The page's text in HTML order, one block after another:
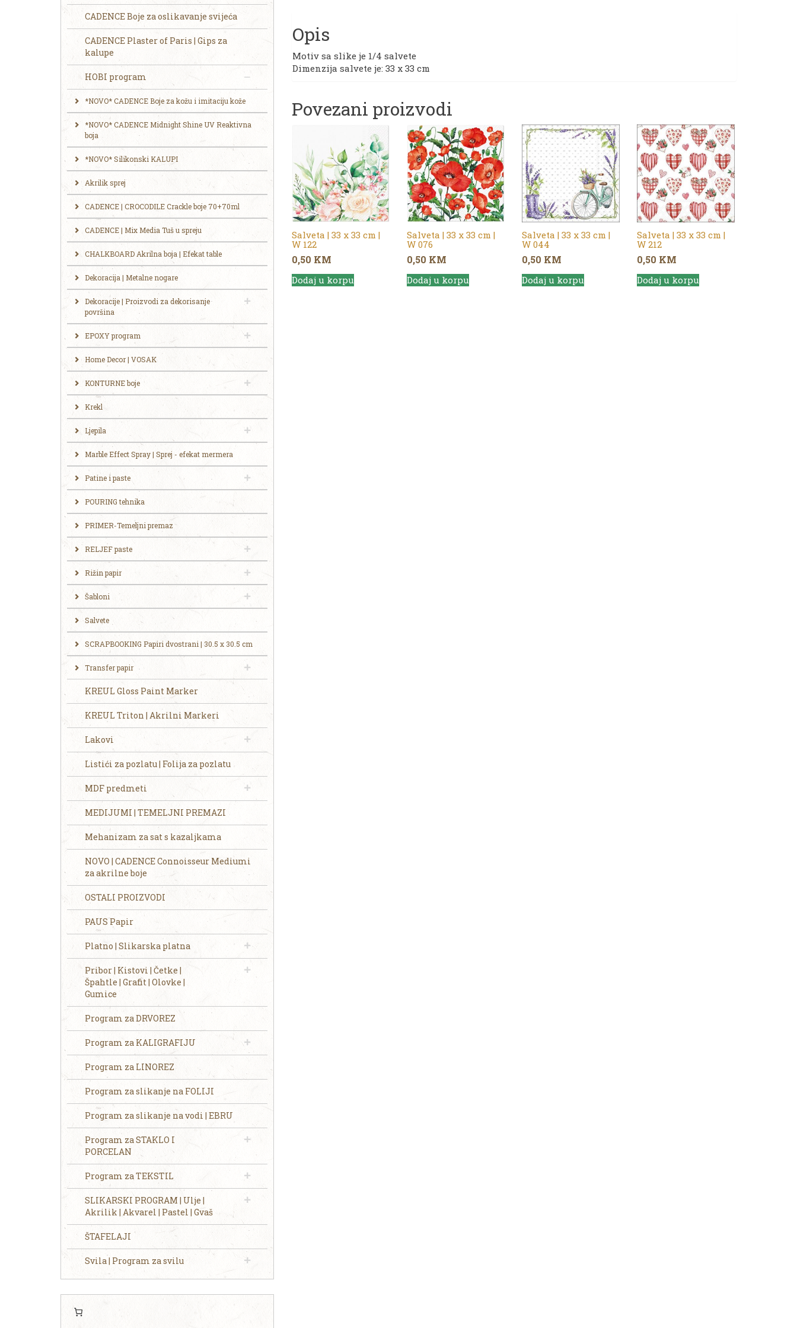
Opis
Motiv sa slike je 1/4 salvete
Dimenzija salvete je: 33 x 33 cm
Povezani proizvodi
Salveta | 33 x 33 cm |
W 122
0,50 KM
Dodaj u korpu
Salveta | 33 x 33 cm |
W 076
0,50 KM
Dodaj u korpu
Salveta | 33 x 33 cm |
W 044
0,50 KM
Dodaj u korpu
Salveta | 33 x 33 cm |
W 212
0,50 KM
Dodaj u korpu
CADENCE Boje za oslikavanje svijeća
CADENCE Plaster of Paris | Gips za
kalupe
HOBI program
*NOVO* CADENCE Boje za kožu i imitaciju kože
*NOVO* CADENCE Midnight Shine UV Reaktivna
boja
*NOVO* Silikonski KALUPI
Akrilik sprej
CADENCE | CROCODILE Crackle boje 70+70ml
CADENCE | Mix Media Tuš u spreju
CHALKBOARD Akrilna boja | Efekat table
Dekoracija | Metalne nogare
Dekoracije | Proizvodi za dekorisanje
površina
EPOXY program
Home Decor | VOSAK
KONTURNE boje
Krekl
Ljepila
Marble Effect Spray | Sprej - efekat mermera
Patine i paste
POURING tehnika
PRIMER-Temeljni premaz
RELJEF paste
Rižin papir
Šabloni
Salvete
SCRAPBOOKING Papiri dvostrani | 30.5 x 30.5 cm
Transfer papir
KREUL Gloss Paint Marker
KREUL Triton | Akrilni Markeri
Lakovi
Listići za pozlatu | Folija za pozlatu
MDF predmeti
MEDIJUMI | TEMELJNI PREMAZI
Mehanizam za sat s kazaljkama
NOVO | CADENCE Connoisseur Mediumi
za akrilne boje
OSTALI PROIZVODI
PAUS Papir
Platno | Slikarska platna
Pribor | Kistovi | Četke |
Špahtle | Grafit | Olovke |
Gumice
Program za DRVOREZ
Program za KALIGRAFIJU
Program za LINOREZ
Program za slikanje na FOLIJI
Program za slikanje na vodi | EBRU
Program za STAKLO I
PORCELAN
Program za TEKSTIL
SLIKARSKI PROGRAM | Ulje |
Akrilik | Akvarel | Pastel | Gvaš
ŠTAFELAJI
Svila | Program za svilu